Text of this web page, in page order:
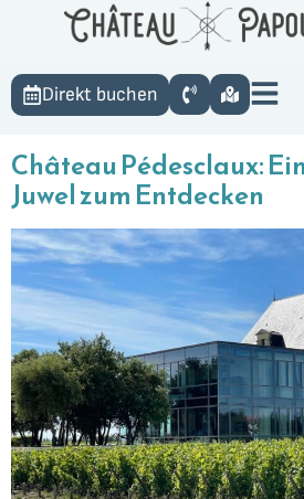
Direkt buchen
Château Pédesclaux:
Juwel zum Entdecken